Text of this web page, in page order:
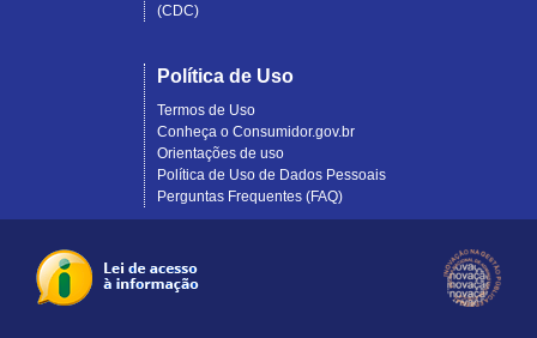
(CDC)
Política de Uso
Termos de Uso
Conheça o Consumidor.gov.br
Orientações de uso
Política de Uso de Dados Pessoais
Perguntas Frequentes (FAQ)